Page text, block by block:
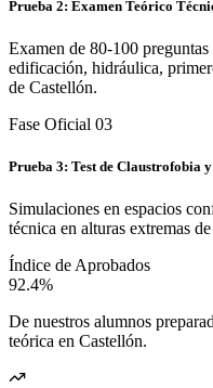
Examen de 80-100
edificación, hidráulica,
de Castellón.
Fase Oficial 03
Prueba 3: Test de Claustrofobia y
Simulaciones en espacios
técnica en alturas extremas de
Índice de Aprobados
92.4%
De nuestros alumnos
teórica en Castellón.